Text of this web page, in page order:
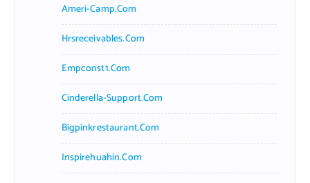
Ameri-Camp.com
Hrsreceivables.com
Empconst1.com
Cinderella-Support.com
Bigpinkrestaurant.com
Inspirehuahin.com